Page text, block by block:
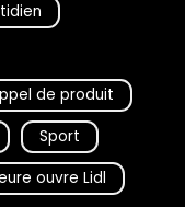
de produit
Sport
ouvre Lidl